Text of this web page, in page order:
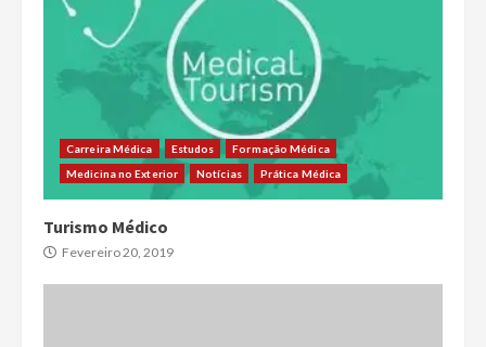
Carreira Médica Estudos
Formação Médica
Medicina no Exterior
Notícias Prática Médica
Turismo Médico
Fevereiro 20, 2019